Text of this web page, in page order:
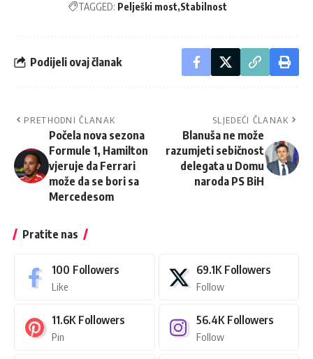
TAGGED: Pelješki most Stabilnost
Podijeli ovaj članak
PRETHODNI ČLANAK
Počela nova sezona
Formule 1, Hamilton
vjeruje da Ferrari
može da se bori sa
Mercedesom
SLJEDEĆI ČLANAK
Blanuša ne može
razumjeti sebičnost
delegata u Domu
naroda PS BiH
Pratite nas
100 Followers
Like
69.1K Followers
Follow
11.6K Followers
Pin
56.4K Followers
Follow